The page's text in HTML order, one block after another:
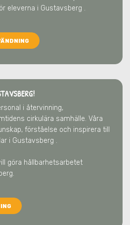
eleverna i Gustavsberg .
i återvinning,
cirkulära samhälle. Våra
förståelse och inspirera till
i Gustavsberg .
göra hållbarhetsarbetet
.